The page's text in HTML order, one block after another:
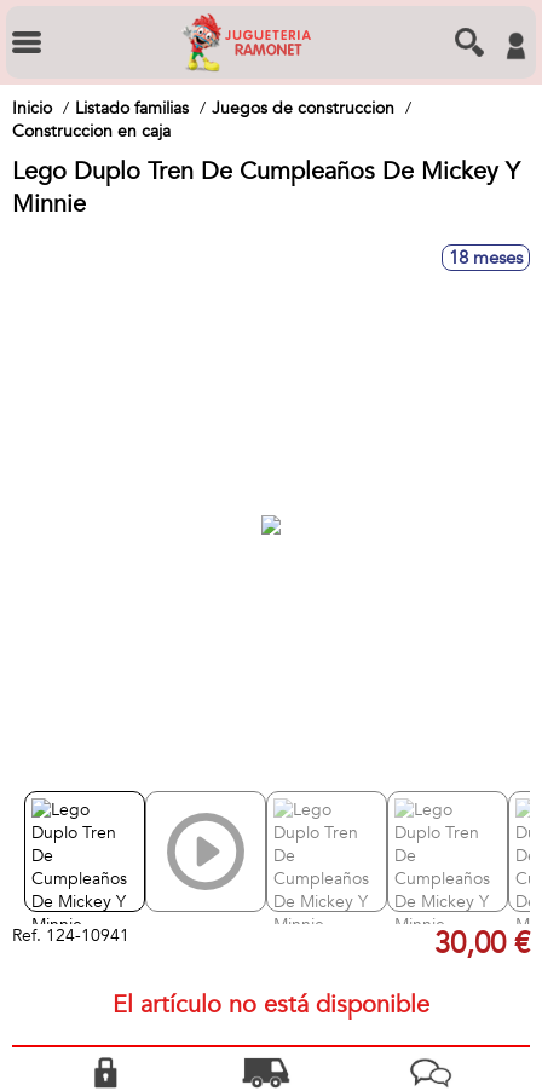
Inicio Listado familias
Juegos de construccion
Construccion en caja
Lego Duplo Tren De Cumpleaños De Mickey Y
Minnie
18 meses
Ref. 124-10941 30,00 €
El artículo no está disponible